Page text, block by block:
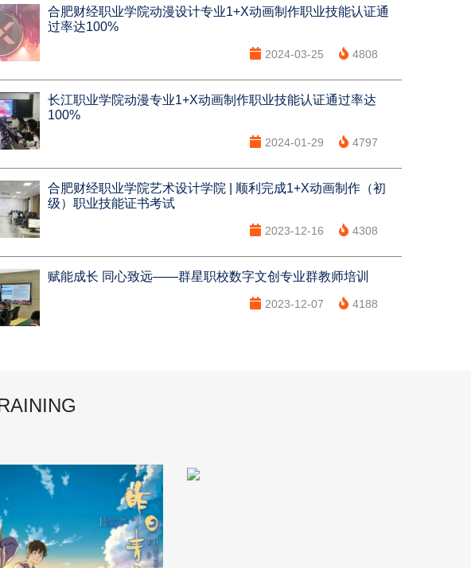
合肥财经职业学院动漫设计专业1+X动画制作职业技能认证通
过率达100%
2024-03-25 4808
长江职业学院动漫专业1+X动画制作职业技能认证通过率达
100%
2024-01-29 4797
合肥财经职业学院艺术设计学院 | 顺利完成1+X动画制作（初
级）职业技能证书考试
2023-12-16 4308
赋能成长 同心致远——群星职校数字文创专业群教师培训
2023-12-07 4188